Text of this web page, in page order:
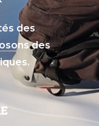
des
des